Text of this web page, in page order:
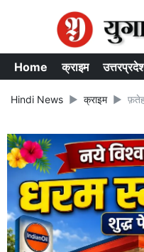
Home क्राइम
Hindi News क्राइम